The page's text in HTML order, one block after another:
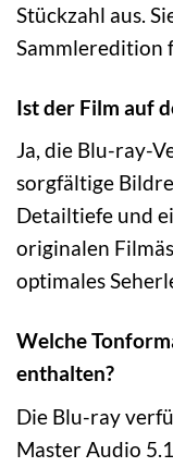
Stückzahl aus.
Sammleredition
Ist der Film auf
Ja, die Blu-ray-
sorgfältige
Detailtiefe und
originalen
optimales
Welche
enthalten?
Die Blu-ray
Master Audio